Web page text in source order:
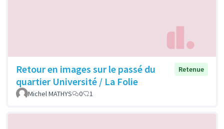
Retour en images sur le passé du
quartier Université / La Folie
Retenue
Michel MATHYS 0 1